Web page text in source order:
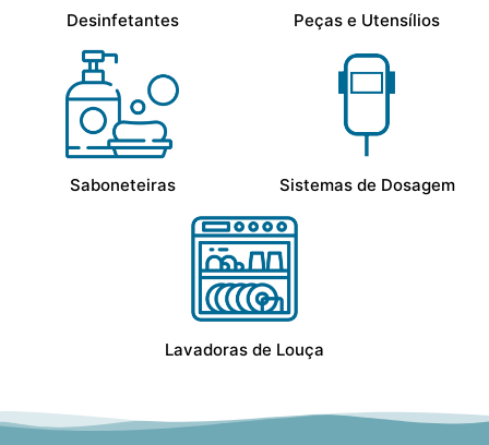
Desinfetantes Peças e Utensílios
Saboneteiras Sistemas de Dosagem
Lavadoras de Louça